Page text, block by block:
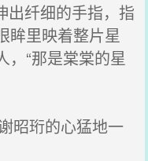
出纤细的手指，指
眸里映着整片星
，“那是棠棠的星
昭珩的心猛地一